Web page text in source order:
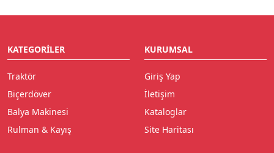
KATEGORILER
Traktör
Biçerdöver
Balya Makinesi
Rulman & Kayış
KURUMSAL
Giriş Yap
İletişim
Kataloglar
Site Haritası